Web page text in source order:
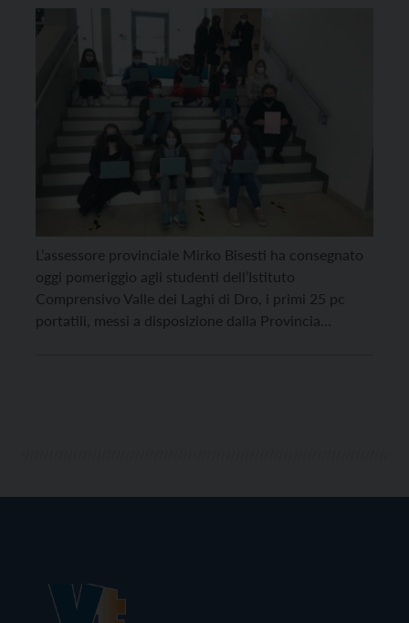
L’assessore provinciale Mirko Bisesti ha consegnato
oggi pomeriggio agli studenti dell’Istituto
Comprensivo Valle dei Laghi di Dro, i primi 25 pc
portatili, messi a disposizione dalla Provincia